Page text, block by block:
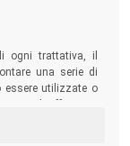
ogni trattativa, il
una serie di
essere utilizzate o
per tutti i decisori
conflitti e